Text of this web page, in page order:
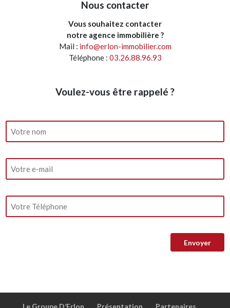
Nous contacter
Vous souhaitez contacter
notre agence immobilière ?
Mail : info@erlon-immobilier.com
Téléphone : 03.26.88.96.93
Voulez-vous être rappelé ?
Le Groupe D’Erlon Présentation
Partenaires